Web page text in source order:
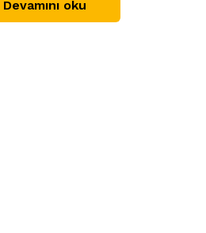
Devamını oku